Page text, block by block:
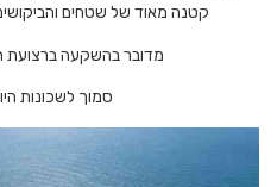
קטנה מאוד של שטחים
מדובר בהשקעה ברצועת
סמוך לשכונות